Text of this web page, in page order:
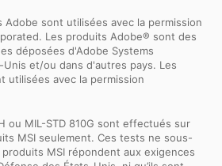
sont utilisées avec la permission
Les produits Adobe® sont des
déposées d'Adobe Systems
et/ou dans d'autres pays. Les
utilisées avec la permission
ou MIL-STD 810G sont effectués sur
MSI seulement. Ces tests ne sous-
MSI répondent aux exigences